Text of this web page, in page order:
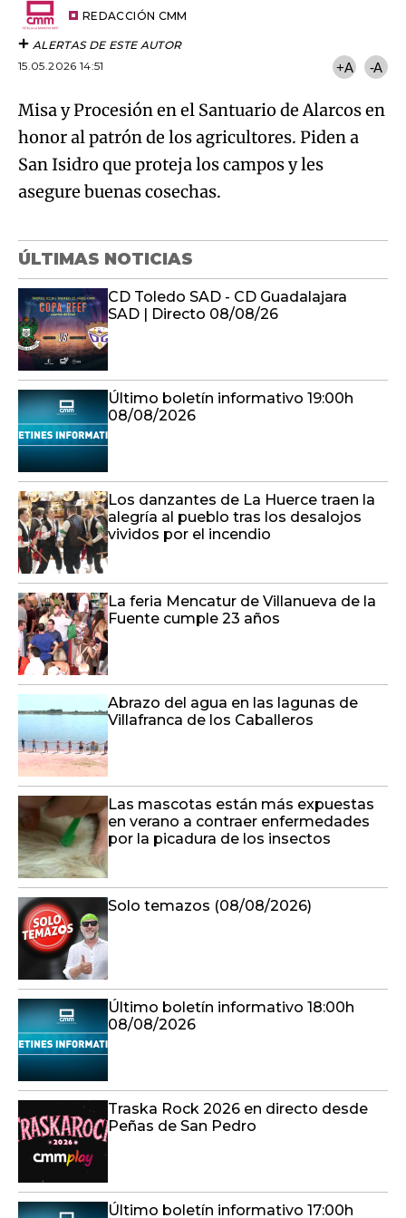
REDACCIÓN CMM
ALERTAS DE ESTE AUTOR
15.05.2026 14:51
+A -A
Misa y Procesión en el Santuario de Alarcos en
honor al patrón de los agricultores. Piden a
San Isidro que proteja los campos y les
asegure buenas cosechas.
ÚLTIMAS NOTICIAS
CD Toledo SAD - CD Guadalajara
SAD | Directo 08/08/26
Último boletín informativo 19:00h
08/08/2026
Los danzantes de La Huerce traen la
alegría al pueblo tras los desalojos
vividos por el incendio
La feria Mencatur de Villanueva de la
Fuente cumple 23 años
Abrazo del agua en las lagunas de
Villafranca de los Caballeros
Las mascotas están más expuestas
en verano a contraer enfermedades
por la picadura de los insectos
Solo temazos (08/08/2026)
Último boletín informativo 18:00h
08/08/2026
Traska Rock 2026 en directo desde
Peñas de San Pedro
Último boletín informativo 17:00h